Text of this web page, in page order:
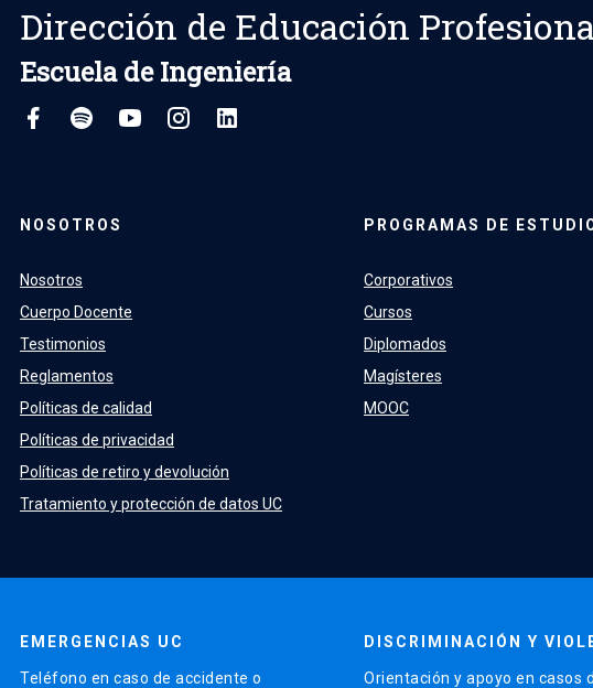
Dirección de Educación
Escuela de Ingeniería
NOSOTROS
Nosotros
Cuerpo Docente
Testimonios
Reglamentos
Políticas de calidad
Políticas de privacidad
Políticas de retiro y devolución
Tratamiento y protección de datos UC
PROGRAMAS DE
Corporativos
Cursos
Diplomados
Magísteres
MOOC
EMERGENCIAS UC
Teléfono en caso de accidente o
DISCRIMINACIÓN Y
Orientación y apoyo en casos